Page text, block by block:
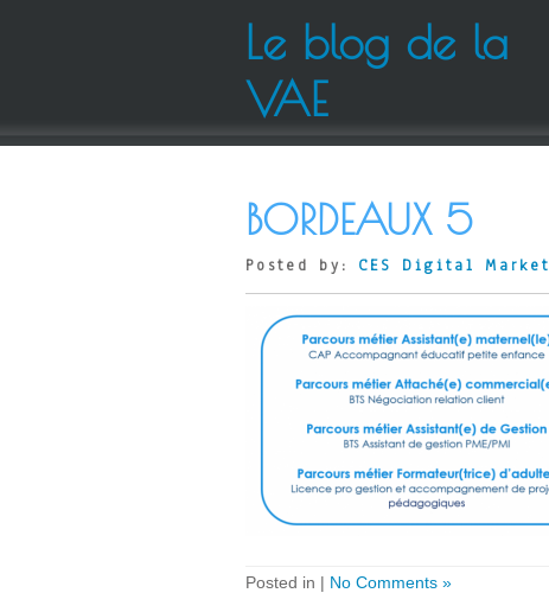
Le blog de la
VAE
BORDEAUX 5
Posted by: CES Digital Market
Posted in | No Comments »